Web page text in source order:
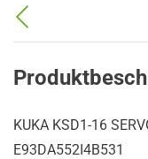
KUKA KSD1-16
E93DA552I4B531